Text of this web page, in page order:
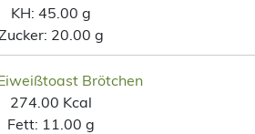
KH: 45.00 g
20.00 g
Brötchen
274.00 Kcal
Fett: 11.00 g